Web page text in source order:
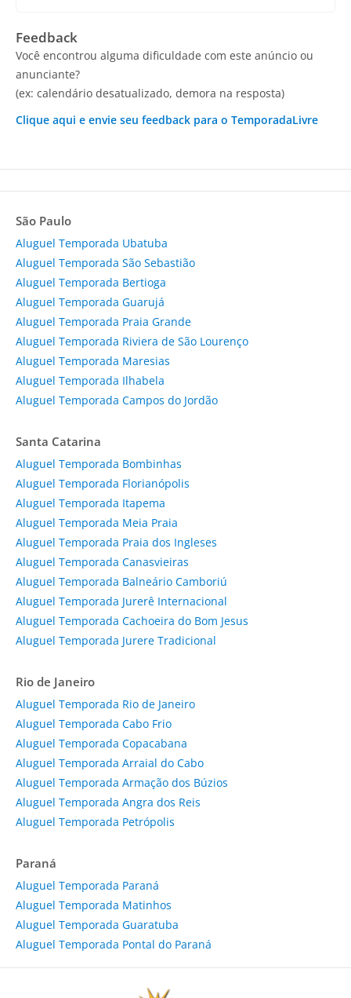
Feedback
Você encontrou alguma dificuldade com este anúncio ou
anunciante?
(ex: calendário desatualizado, demora na resposta)
Clique aqui e envie seu feedback para o TemporadaLivre
São Paulo
Aluguel Temporada Ubatuba
Aluguel Temporada São Sebastião
Aluguel Temporada Bertioga
Aluguel Temporada Guarujá
Aluguel Temporada Praia Grande
Aluguel Temporada Riviera de São Lourenço
Aluguel Temporada Maresias
Aluguel Temporada Ilhabela
Aluguel Temporada Campos do Jordão
Santa Catarina
Aluguel Temporada Bombinhas
Aluguel Temporada Florianópolis
Aluguel Temporada Itapema
Aluguel Temporada Meia Praia
Aluguel Temporada Praia dos Ingleses
Aluguel Temporada Canasvieiras
Aluguel Temporada Balneário Camboriú
Aluguel Temporada Jurerê Internacional
Aluguel Temporada Cachoeira do Bom Jesus
Aluguel Temporada Jurere Tradicional
Rio de Janeiro
Aluguel Temporada Rio de Janeiro
Aluguel Temporada Cabo Frio
Aluguel Temporada Copacabana
Aluguel Temporada Arraial do Cabo
Aluguel Temporada Armação dos Búzios
Aluguel Temporada Angra dos Reis
Aluguel Temporada Petrópolis
Paraná
Aluguel Temporada Paraná
Aluguel Temporada Matinhos
Aluguel Temporada Guaratuba
Aluguel Temporada Pontal do Paraná